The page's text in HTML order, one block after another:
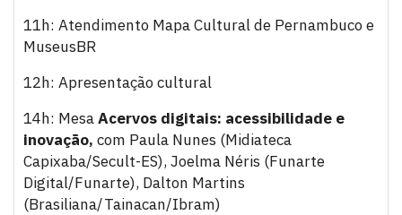
11h: Atendimento Mapa Cultural de Pernambuco e
MuseusBR
12h: Apresentação cultural
14h: MesaAcervos digitais: acessibilidade e
inovação, com Paula Nunes (Midiateca
Capixaba/Secult-ES), Joelma Néris (Funarte
Digital/Funarte), Dalton Martins
(Brasiliana/Tainacan/Ibram)